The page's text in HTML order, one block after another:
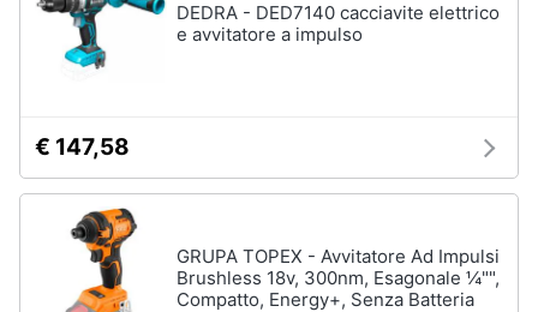
DEDRA - DED7140 cacciavite elettrico
e avvitatore a impulso
€ 147,58
GRUPA TOPEX - Avvitatore Ad Impulsi
Brushless 18v, 300nm, Esagonale ¼"",
Compatto, Energy+, Senza Batteria